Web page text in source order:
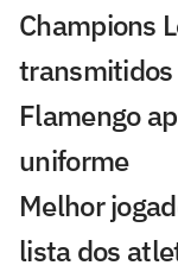
Champions
transmitidos
Flamengo
uniforme
Melhor
lista dos